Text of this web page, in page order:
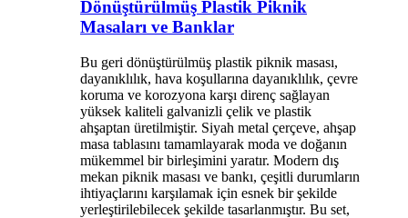
Dönüştürülmüş Plastik Piknik
Masaları ve Banklar
Bu geri dönüştürülmüş plastik piknik masası,
dayanıklılık, hava koşullarına dayanıklılık, çevre
koruma ve korozyona karşı direnç sağlayan
yüksek kaliteli galvanizli çelik ve plastik
ahşaptan üretilmiştir. Siyah metal çerçeve, ahşap
masa tablasını tamamlayarak moda ve doğanın
mükemmel bir birleşimini yaratır. Modern dış
mekan piknik masası ve bankı, çeşitli durumların
ihtiyaçlarını karşılamak için esnek bir şekilde
yerleştirilebilecek şekilde tasarlanmıştır. Bu set,